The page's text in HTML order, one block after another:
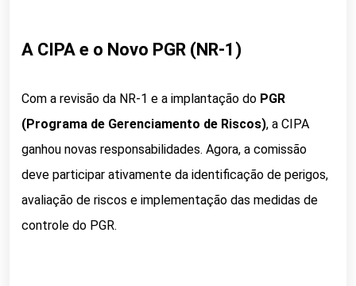
A CIPA e o Novo PGR (NR-1)
Com a revisão da NR-1 e a implantação do PGR
(Programa de Gerenciamento de Riscos), a CIPA
ganhou novas responsabilidades. Agora, a comissão
deve participar ativamente da identificação de perigos,
avaliação de riscos e implementação das medidas de
controle do PGR.